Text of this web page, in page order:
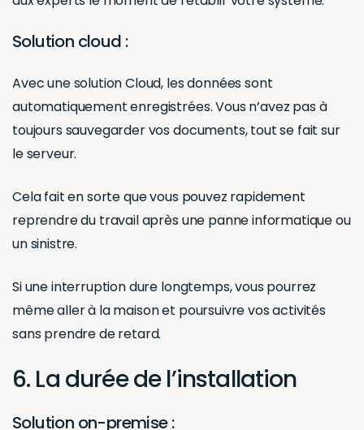
Solution cloud :
Avec une solution Cloud, les données sont
automatiquement enregistrées. Vous n’avez pas à
toujours sauvegarder vos documents, tout se fait sur
le serveur.
Cela fait en sorte que vous pouvez rapidement
reprendre du travail après une panne informatique ou
un sinistre.
Si une interruption dure longtemps, vous pourrez
même aller à la maison et poursuivre vos activités
sans prendre de retard.
6. La durée de l’installation
Solution on-premise :